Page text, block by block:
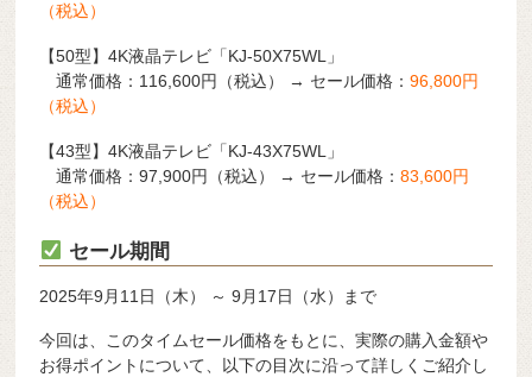
（税込）
【50型】4K液晶テレビ「KJ-50X75WL」
通常価格：116,600円（税込） → セール価格：96,800円
（税込）
【43型】4K液晶テレビ「KJ-43X75WL」
通常価格：97,900円（税込） → セール価格：83,600円
（税込）
セール期間
2025年9月11日（木） ～ 9月17日（水）まで
今回は、このタイムセール価格をもとに、実際の購入金額や
お得ポイントについて、以下の目次に沿って詳しくご紹介し